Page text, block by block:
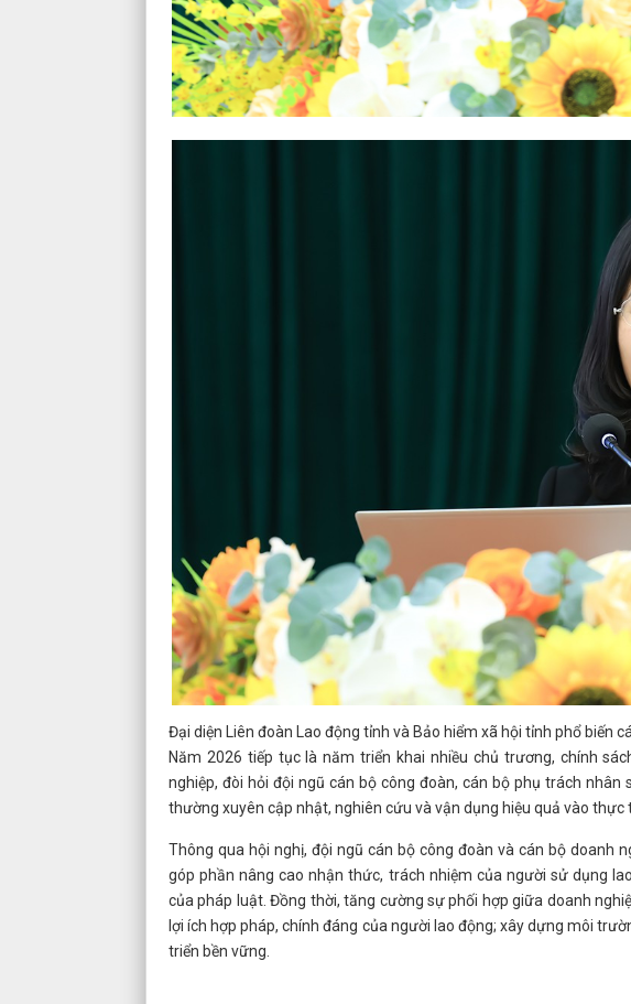
Đại diện Liên đoàn Lao động tỉnh và Bảo hiểm xã hội tỉnh phổ biến
Năm 2026 tiếp tục là năm triển khai nhiều chủ trương, chính
nghiệp, đòi hỏi đội ngũ cán bộ công đoàn, cán bộ phụ trách
thường xuyên cập nhật, nghiên cứu và vận dụng hiệu quả vào thực
Thông qua hội nghị, đội ngũ cán bộ công đoàn và cán bộ doanh
góp phần nâng cao nhận thức, trách nhiệm của người sử dụng
của pháp luật. Đồng thời, tăng cường sự phối hợp giữa doanh
lợi ích hợp pháp, chính đáng của người lao động; xây dựng môi
triển bền vững.